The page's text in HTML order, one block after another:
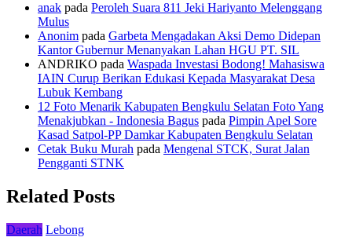
anak pada Peroleh Suara 811 Jeki Hariyanto Melenggang
Mulus
Anonim pada Garbeta Mengadakan Aksi Demo Didepan
Kantor Gubernur Menanyakan Lahan HGU PT. SIL
ANDRIKO pada Waspada Investasi Bodong! Mahasiswa
IAIN Curup Berikan Edukasi Kepada Masyarakat Desa
Lubuk Kembang
12 Foto Menarik Kabupaten Bengkulu Selatan Foto Yang
Menakjubkan - Indonesia Bagus pada Pimpin Apel Sore
Kasad Satpol-PP Damkar Kabupaten Bengkulu Selatan
Cetak Buku Murah pada Mengenal STCK, Surat Jalan
Pengganti STNK
Related Posts
Daerah Lebong